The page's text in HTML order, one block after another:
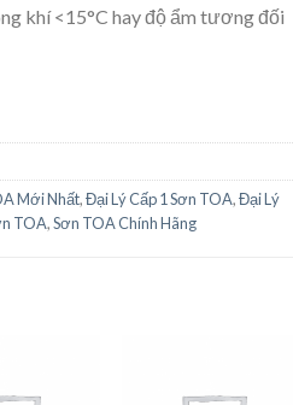
khí <15°C hay độ ẩm tương đối
Mới Nhất,Đại Lý Cấp 1 Sơn TOA,Đại Lý
TOA,Sơn TOA Chính Hãng